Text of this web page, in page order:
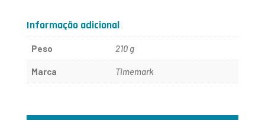
Informação adicional
Peso 210 g
Marca Timemark